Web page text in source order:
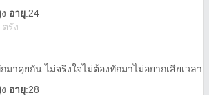
อายุ:24
ตรัง
มาคุยกัน ไม่จริงใจไม่ต้องทักมาไม่อยากเสียเวลา
อายุ:28